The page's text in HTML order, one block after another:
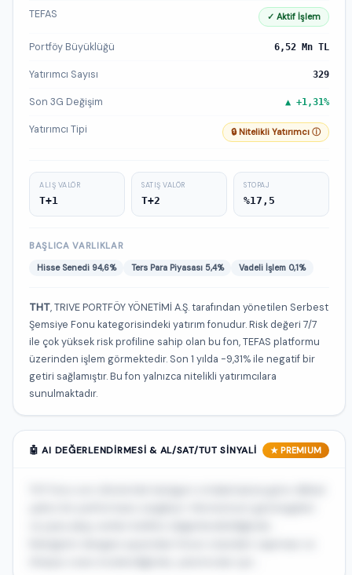
TEFAS ✓ Aktif İşlem
Portföy Büyüklüğü 6,52 Mn TL
Yatırımcı Sayısı 329
Son 3G Değişim ▲ +1,31%
Yatırımcı Tipi 🔒 Nitelikli Yatırımcı ⓘ
ALIŞ VALÖR
T+1
SATIŞ VALÖR
T+2
STOPAJ
%17,5
BAŞLICA VARLIKLAR
Hisse Senedi 94,6% Ters Para Piyasası 5,4% Vadeli İşlem 0,1%
THT, TRIVE PORTFÖY YÖNETİMİ A.Ş. tarafından yönetilen Serbest
Şemsiye Fonu kategorisindeki yatırım fonudur. Risk değeri 7/7
ile çok yüksek risk profiline sahip olan bu fon, TEFAS platformu
üzerinden işlem görmektedir. Son 1 yılda -9,31% ile negatif bir
getiri sağlamıştır. Bu fon yalnızca nitelikli yatırımcılara
sunulmaktadır.
🤖 AI DEĞERLENDIRMESI & AL/SAT/TUT SINYALI ★ PREMIUM